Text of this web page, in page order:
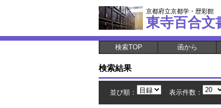
京都府立京都学・歴彩館
東寺百合文
検索TOP 函から
検索結果
並び順： 表示件数：